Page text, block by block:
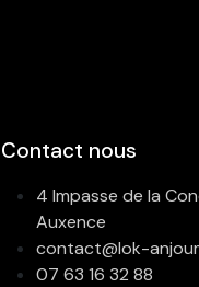
Contact nous
4 Impasse de la
Auxence
contact@lok-
07 63 16 32 88